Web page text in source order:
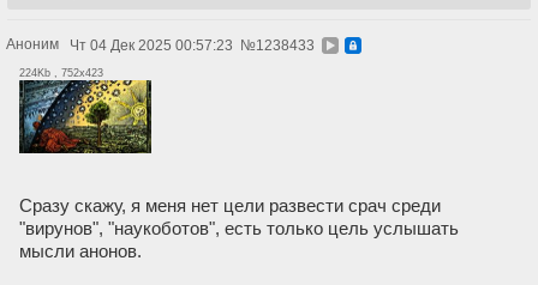
Аноним Чт 04 Дек 2025 00:57:23 №1238433
224Kb , 752x423
Сразу скажу, я меня нет цели развести срач среди
"вирунов", "наукоботов", есть только цель услышать
мысли анонов.